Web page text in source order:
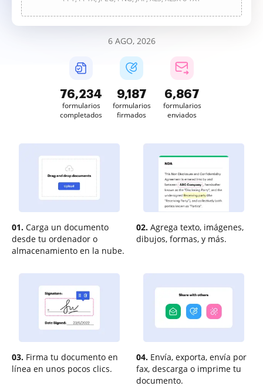
6 AGO, 2026
76,234
formularios
completados
9,187
formularios
firmados
6,867
formularios
enviados
01. Carga un documento
desde tu ordenador o
almacenamiento en la nube.
02. Agrega texto, imágenes,
dibujos, formas, y más.
03. Firma tu documento en
línea en unos pocos clics.
04. Envía, exporta, envía por
fax, descarga o imprime tu
documento.